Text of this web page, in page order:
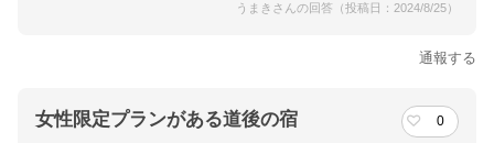
うまきさんの回答（投稿日：2024/8/25）
通報する
女性限定プランがある道後の宿 0